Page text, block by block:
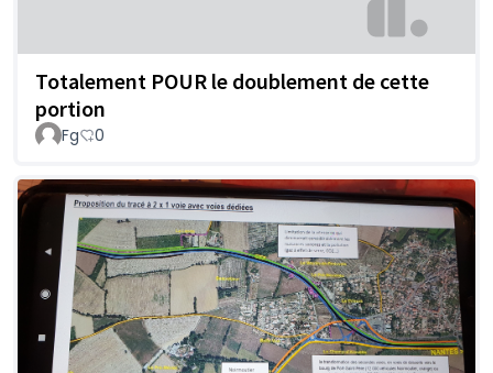
Totalement POUR le doublement de cette
portion
Fg 0